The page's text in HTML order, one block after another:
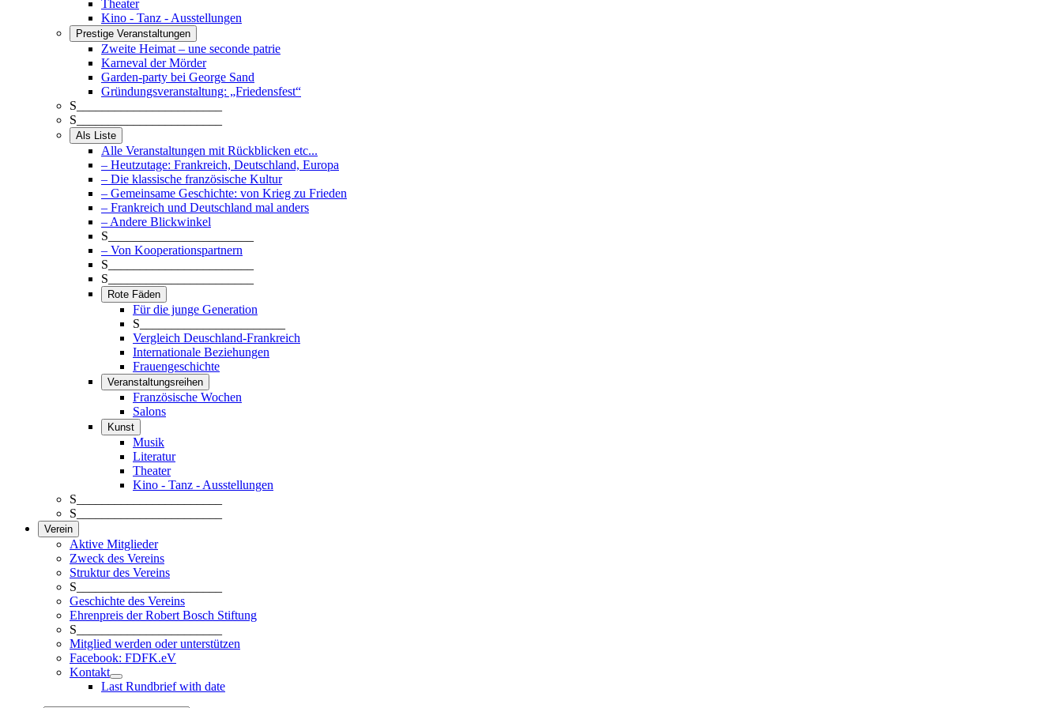
Theater
Kino - Tanz - Ausstellungen
Prestige Veranstaltungen
Zweite Heimat – une seconde patrie
Karneval der Mörder
Garden-party bei George Sand
Gründungsveranstaltung: „Friedensfest“
S_______________________
S_______________________
Als Liste
Alle Veranstaltungen mit Rückblicken etc...
– Heutzutage: Frankreich, Deutschland, Europa
– Die klassische französische Kultur
– Gemeinsame Geschichte: von Krieg zu Frieden
– Frankreich und Deutschland mal anders
– Andere Blickwinkel
S_______________________
– Von Kooperationspartnern
S_______________________
S_______________________
Rote Fäden
Für die junge Generation
S_______________________
Vergleich Deuschland-Frankreich
Internationale Beziehungen
Frauengeschichte
Veranstaltungsreihen
Französische Wochen
Salons
Kunst
Musik
Literatur
Theater
Kino - Tanz - Ausstellungen
S_______________________
S_______________________
Verein
Aktive Mitglieder
Zweck des Vereins
Struktur des Vereins
S_______________________
Geschichte des Vereins
Ehrenpreis der Robert Bosch Stiftung
S_______________________
Mitglied werden oder unterstützen
Facebook: FDFK.eV
Kontakt
Last Rundbrief with date